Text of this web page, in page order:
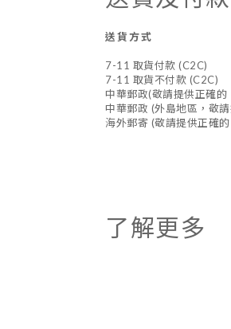
送貨方式
7-11 取貨付款 (C2C)
7-11 取貨不付款 (C2C)
中華郵政(敬請提供正確的
中華郵政 (外島地區，敬
海外郵寄 (敬請提供正確
了解更多